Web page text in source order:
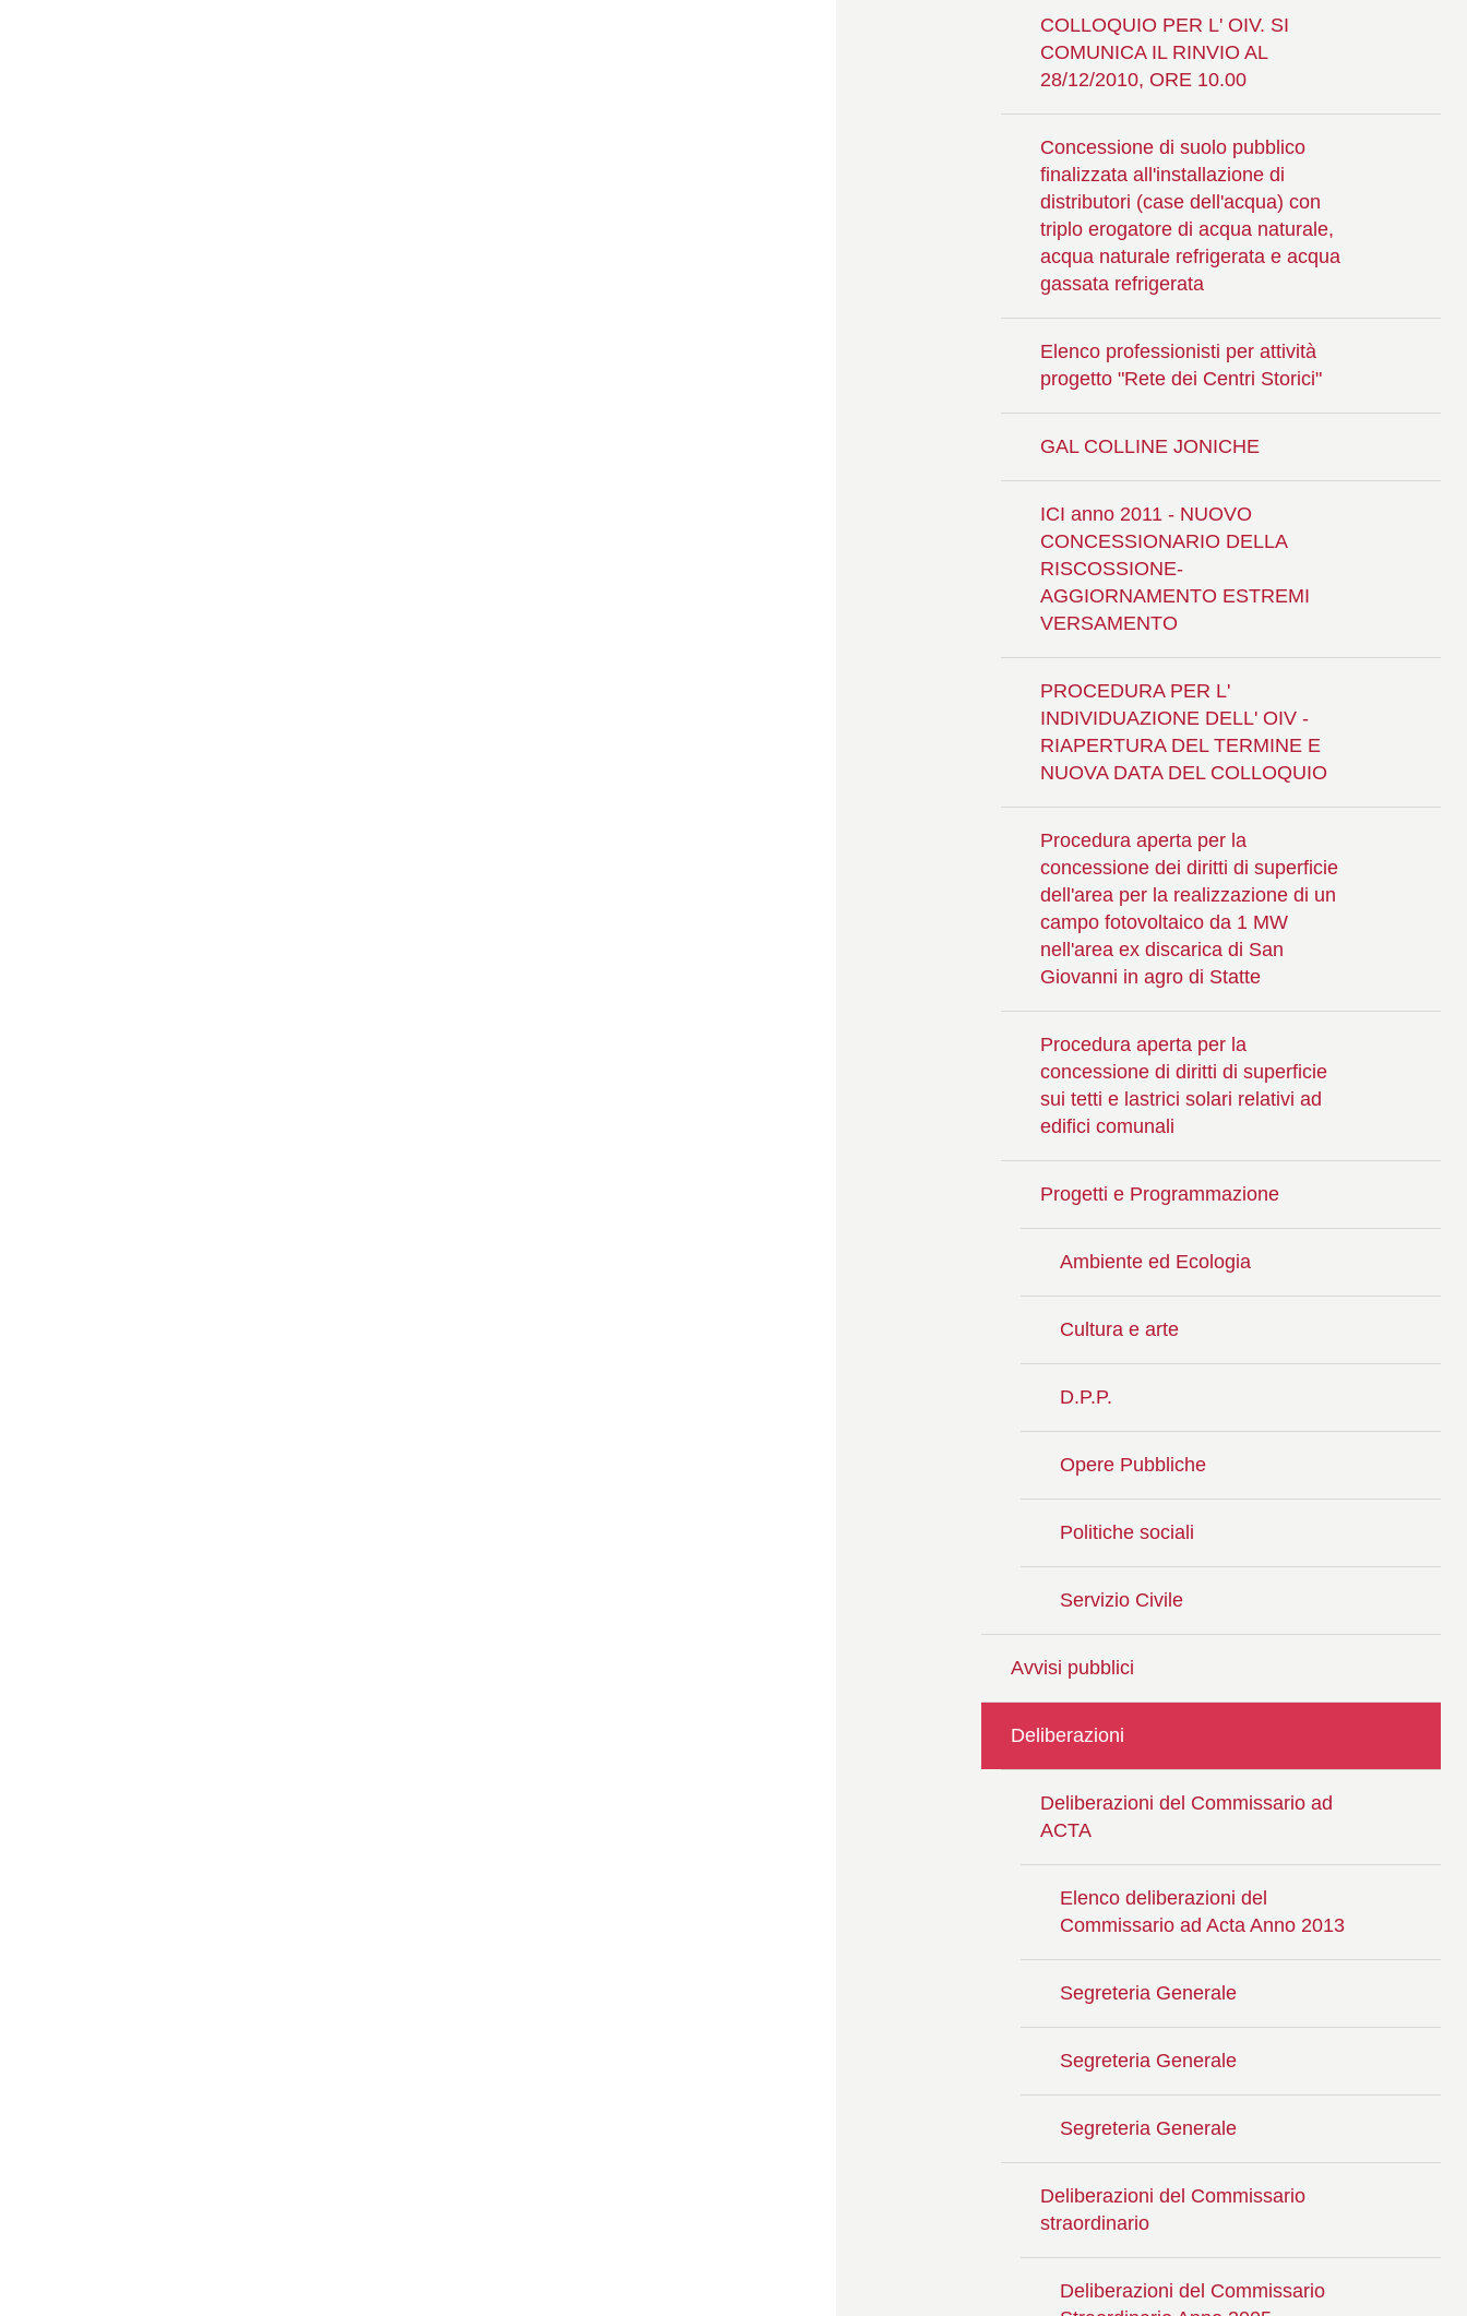
COLLOQUIO PER L' OIV. SI
COMUNICA IL RINVIO AL
28/12/2010, ORE 10.00
Concessione di suolo pubblico
finalizzata all'installazione di
distributori (case dell'acqua) con
triplo erogatore di acqua naturale,
acqua naturale refrigerata e acqua
gassata refrigerata
Elenco professionisti per attività
progetto "Rete dei Centri Storici"
GAL COLLINE JONICHE
ICI anno 2011 - NUOVO
CONCESSIONARIO DELLA
RISCOSSIONE-
AGGIORNAMENTO ESTREMI
VERSAMENTO
PROCEDURA PER L'
INDIVIDUAZIONE DELL' OIV -
RIAPERTURA DEL TERMINE E
NUOVA DATA DEL COLLOQUIO
Procedura aperta per la
concessione dei diritti di superficie
dell'area per la realizzazione di un
campo fotovoltaico da 1 MW
nell'area ex discarica di San
Giovanni in agro di Statte
Procedura aperta per la
concessione di diritti di superficie
sui tetti e lastrici solari relativi ad
edifici comunali
Progetti e Programmazione
Ambiente ed Ecologia
Cultura e arte
D.P.P.
Opere Pubbliche
Politiche sociali
Servizio Civile
Avvisi pubblici
Deliberazioni
Deliberazioni del Commissario ad
ACTA
Elenco deliberazioni del
Commissario ad Acta Anno 2013
Segreteria Generale
Segreteria Generale
Segreteria Generale
Deliberazioni del Commissario
straordinario
Deliberazioni del Commissario